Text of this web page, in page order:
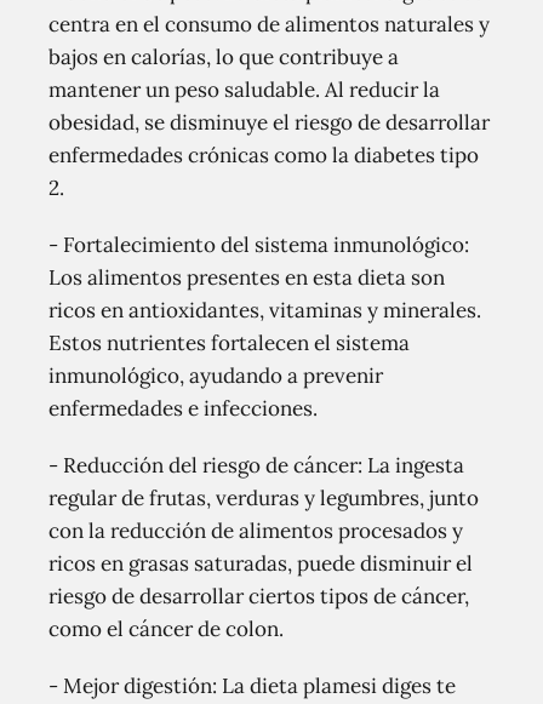
centra en el consumo de alimentos naturales y
bajos en calorías, lo que contribuye a
mantener un peso saludable. Al reducir la
obesidad, se disminuye el riesgo de desarrollar
enfermedades crónicas como la diabetes tipo
2.
- Fortalecimiento del sistema inmunológico:
Los alimentos presentes en esta dieta son
ricos en antioxidantes, vitaminas y minerales.
Estos nutrientes fortalecen el sistema
inmunológico, ayudando a prevenir
enfermedades e infecciones.
- Reducción del riesgo de cáncer: La ingesta
regular de frutas, verduras y legumbres, junto
con la reducción de alimentos procesados y
ricos en grasas saturadas, puede disminuir el
riesgo de desarrollar ciertos tipos de cáncer,
como el cáncer de colon.
- Mejor digestión: La dieta plamesi diges te